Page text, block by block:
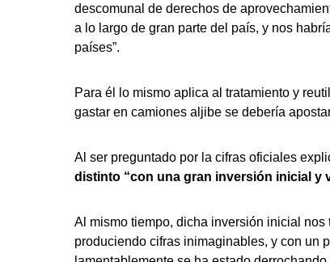
descomunal de derechos de
a lo largo de gran parte del país, y nos
países”.
Para él lo mismo aplica al tratamiento y
gastar en camiones aljibe se debería
Al ser preguntado por la cifras oficiales
distinto “con una gran inversión inicial y
Al mismo tiempo, dicha inversión inicial
produciendo cifras inimaginables, y con un